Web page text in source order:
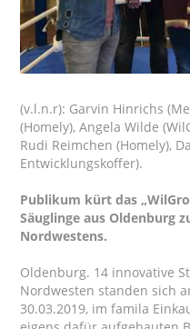
(v.l.n.r): Garvin Hinrichs
(Homely), Angela Wilde
Rudi Reimchen (Homely),
Entwicklungskoffer).
Publikum kürt das
Säuglinge aus Oldenburg
Nordwestens.
Oldenburg. 14 innovative
Nordwesten standen sich
30.03.2019, im famila